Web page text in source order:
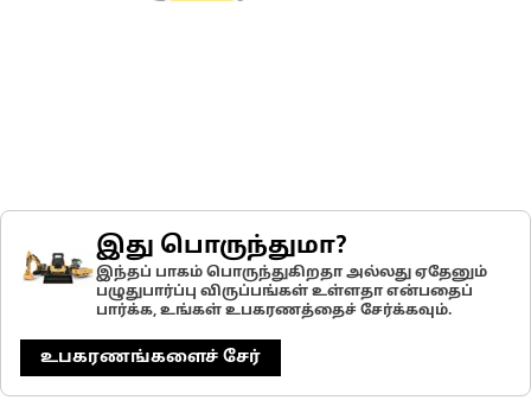
இது பொருந்துமா?
இந்தப் பாகம் பொருந்துகிறதா அல்லது ஏதேனும்
பழுதுபார்ப்பு விருப்பங்கள் உள்ளதா என்பதைப்
பார்க்க, உங்கள் உபகரணத்தைச் சேர்க்கவும்.
உபகரணங்களைச் சேர்